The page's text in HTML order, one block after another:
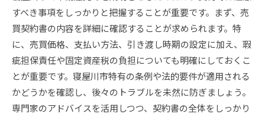
すべき事項をしっかりと把握することが重要です。まず、売
買契約書の内容を詳細に確認することが求められます。特
に、売買価格、支払い方法、引き渡し時期の設定に加え、瑕
疵担保責任や固定資産税の負担についても明確にしておくこ
とが重要です。寝屋川市特有の条例や法的要件が適用される
かどうかを確認し、後々のトラブルを未然に防ぎましょう。
専門家のアドバイスを活用しつつ、契約書の全体をしっかり